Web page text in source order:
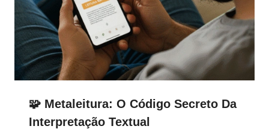
🧩 Metaleitura: O Código Secreto Da
Interpretação Textual